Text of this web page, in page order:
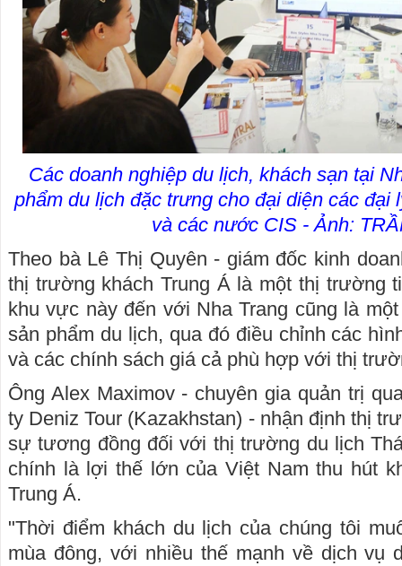
Các doanh nghiệp du lịch, khách sạn tại
phẩm du lịch đặc trưng cho đại diện các đại
và các nước CIS - Ảnh:
Theo bà Lê Thị Quyên - giám đốc kinh
thị trường khách Trung Á là một thị trường
khu vực này đến với Nha Trang cũng là
sản phẩm du lịch, qua đó điều chỉnh các
và các chính sách giá cả phù hợp với thị
Ông Alex Maximov - chuyên gia quản trị
ty Deniz Tour (Kazakhstan) - nhận định thị
sự tương đồng đối với thị trường du lịch
chính là lợi thế lớn của Việt Nam thu hút
Trung Á.
"Thời điểm khách du lịch của chúng tôi
mùa đông, với nhiều thế mạnh về dịch vụ